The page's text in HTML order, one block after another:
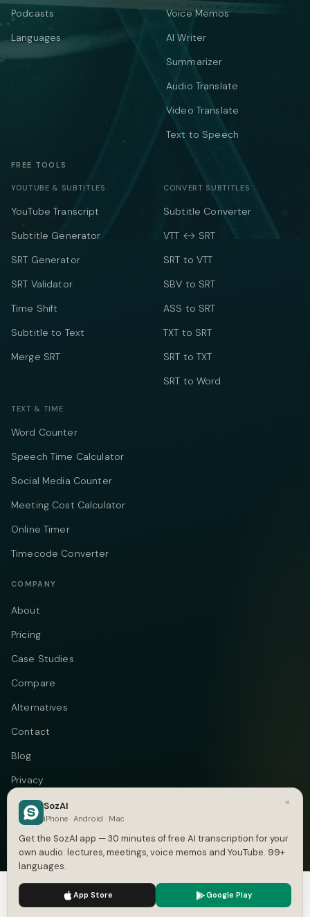
Podcasts
Languages
Voice Memos
AI Writer
Summarizer
Audio Translate
Video Translate
Text to Speech
FREE TOOLS
YOUTUBE & SUBTITLES
YouTube Transcript
Subtitle Generator
SRT Generator
SRT Validator
Time Shift
Subtitle to Text
Merge SRT
CONVERT SUBTITLES
Subtitle Converter
VTT ↔ SRT
SRT to VTT
SBV to SRT
ASS to SRT
TXT to SRT
SRT to TXT
SRT to Word
TEXT & TIME
Word Counter
Speech Time Calculator
Social Media Counter
Meeting Cost Calculator
Online Timer
Timecode Converter
COMPANY
About
Pricing
Case Studies
Compare
Alternatives
Contact
Blog
Privacy
Terms
DMCA
© 2026 Vastflow. All rights reserved. TelegramInstagram
We use cookies to enhance your experience.
×
SozAI
iPhone · Android · Mac
Get the SozAI app — 30 minutes of free AI transcription for your
own audio: lectures, meetings, voice memos and YouTube. 99+
languages.
App Store Google Play